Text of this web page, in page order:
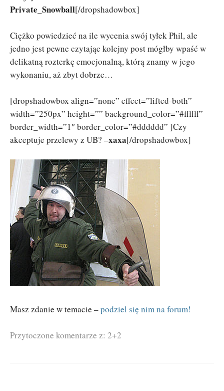
Private_Snowball[/dropshadowbox]
Ciężko powiedzieć na ile wycenia swój tyłek Phil, ale
jedno jest pewne czytając kolejny post mógłby wpaść w
delikatną rozterkę emocjonalną, którą znamy w jego
wykonaniu, aż zbyt dobrze…
[dropshadowbox align=”none” effect=”lifted-both”
width=”250px” height=”” background_color=”#ffffff”
border_width=”1″ border_color=”#dddddd” ]Czy
akceptuje przelewy z UB? –xaxa[/dropshadowbox]
Masz zdanie w temacie –podziel się nim na forum!
Przytoczone komentarze z: 2+2